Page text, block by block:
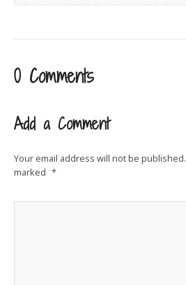
0 Comments
Add a Comment
Your email address will not be published.
marked *